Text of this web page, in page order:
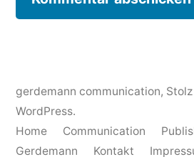
gerdemann communication,
WordPress.
Home
Communication
Gerdemann
Kontakt